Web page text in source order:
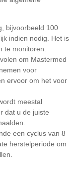
bijvoorbeeld 100
indien nodig. Het is
te monitoren.
om Mastermed
voor
ervoor om het voor
meestal
dat u de juiste
een cyclus van 8
herstelperiode om